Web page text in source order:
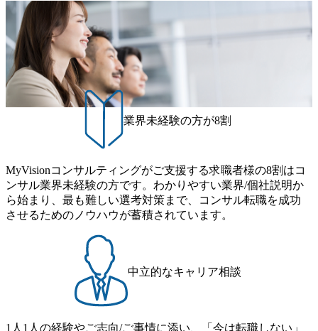
ト
、部
チーム
析・企
人の希
ること
た、ハイクラス層のリサー
ントミーティングの同席・サ
ポート ・候補者との面談・サ
ポート ・選考ステータス管
理、データ入力、日程調整な
どの採用事務業務 ● 業務の変
更の範囲 会社の定める業務
※本人の希望を聞かずに転勤
させることはありません。
業界未経験の方が8割
MyVisionコンサルティングがご支援する求職者様の8割はコ
ンサル業界未経験の方です。わかりやすい業界/個社説明か
ら始まり、最も難しい選考対策まで、コンサル転職を成功
させるためのノウハウが蓄積されています。
中立的なキャリア相談
1人1人の経験やご志向/ご事情に添い、「今は転職しない」